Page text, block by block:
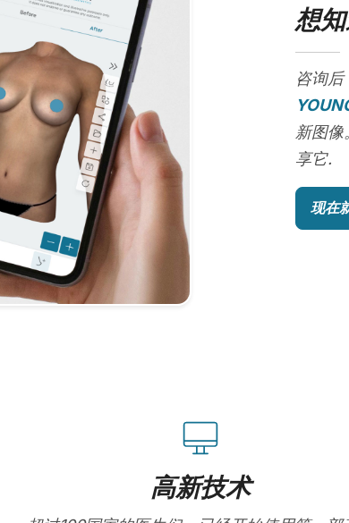
想
咨询后
新图
享它.
现在
高新技术